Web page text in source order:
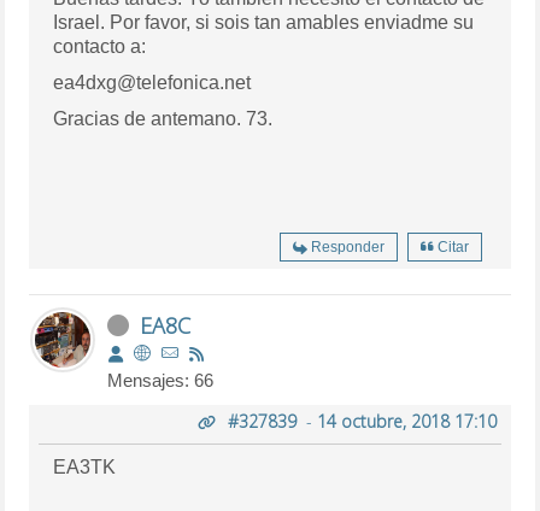
Israel. Por favor, si sois tan amables enviadme su
contacto a:
ea4dxg@telefonica.net
Gracias de antemano. 73.
Responder Citar
EA8C
Mensajes: 66
#327839- 14 octubre, 2018 17:10
EA3TK